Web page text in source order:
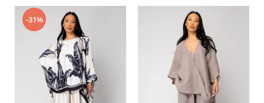
-31%